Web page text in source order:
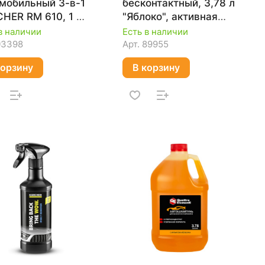
3-в-1
RM 610, 1 л
750.0
наличии
бесконтактный, 3,78 л
"Яблоко", активная
пена QUATTRO
ELEMENTI 796-573
Есть в наличии
Арт. 89955
В корзину